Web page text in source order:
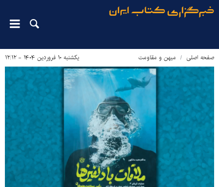
صفحه اصلی میهن و مقاومت یکشنبه ۱۰ فروردین ۱۴۰۴ - ۱۲:۱۲